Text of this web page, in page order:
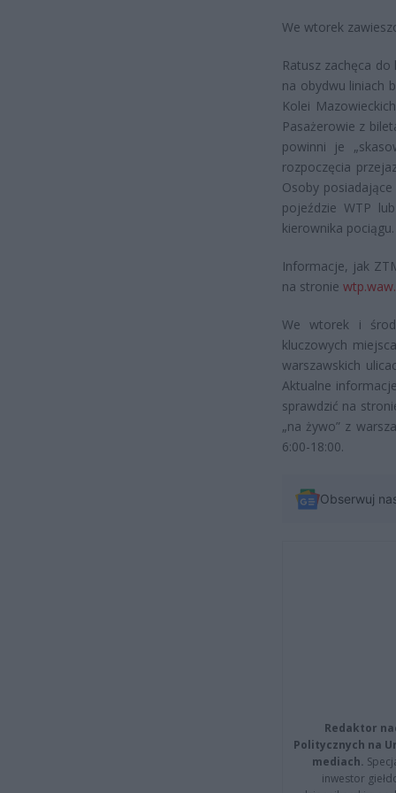
We wtorek
Ratusz zachęca
na obydwu liniach
Kolei
Pasażerowie z
powinni je
rozpoczęcia
Osoby
pojeździe WTP
kierownika pociągu.
Informacje, jak
na stronie
We wtorek i
kluczowych
warszawskich
Aktualne
sprawdzić na
„na żywo” z
6:00-18:00.
Obserwuj
Redaktor
Politycznych na
mediach.
inwestor